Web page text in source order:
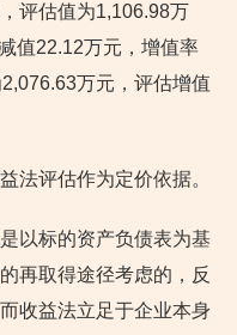
评估值为1,106.98万
值22.12万元，增值率
万元，评估增值
法评估作为定价依据。
以标的资产负债表为基
再取得途径考虑的，反
收益法立足于企业本身